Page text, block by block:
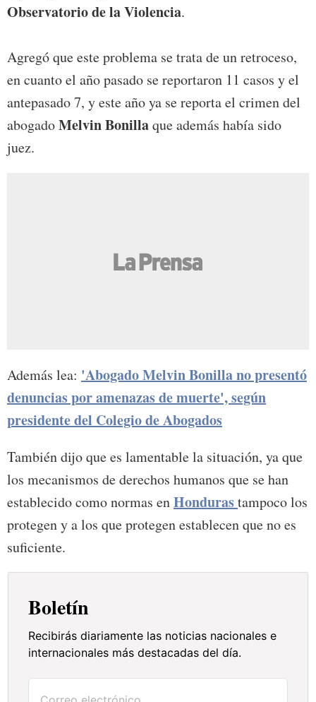
Observatorio de la Violencia.
Agregó que este problema se trata de un retroceso,
en cuanto el año pasado se reportaron 11 casos y el
antepasado 7, y este año ya se reporta el crimen del
abogadoMelvin Bonillaque además había sido
juez.
Además lea: 'Abogado Melvin Bonilla no presentó
denuncias por amenazas de muerte', según
presidente del Colegio de Abogados
También dijo que es lamentable la situación, ya que
los mecanismos de derechos humanos que se han
establecido como normas enHondurastampoco los
protegen y a los que protegen establecen que no es
suficiente.
Boletín
Recibirás diariamente las noticias nacionales e
internacionales más destacadas del día.